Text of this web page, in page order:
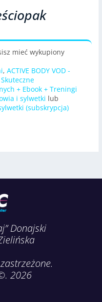
mieć wykupiony
, ACTIVE BODY VOD -
+ Ebook + Treningi
i sylwetki lub
(subskrypcja)
Donajski
2026